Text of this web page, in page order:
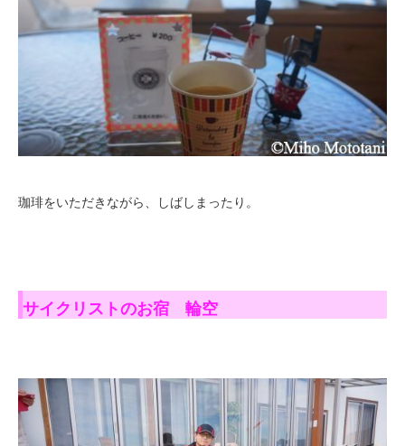
珈琲をいただきながら、しばしまったり。
サイクリストのお宿 輪空